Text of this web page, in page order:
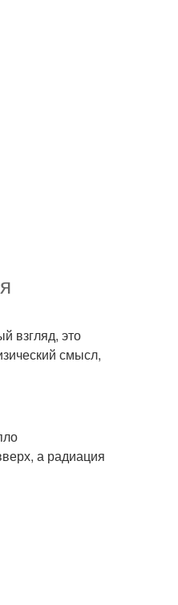
взгляд, это
смысл,
а радиация